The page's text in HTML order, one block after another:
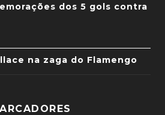
dos 5 gols contra
na zaga do Flamengo